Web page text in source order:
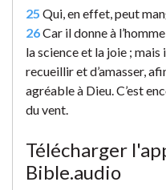
25 Qui, en effet, peut
26Car il donne à
la science et la joie ; mais
recueillir et d’amasser,
agréable à Dieu. C’est
du vent.
Télécharger
Bible.audio